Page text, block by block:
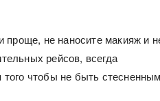
проще, не наносите макияж и
рейсов, всегда
чтобы не быть